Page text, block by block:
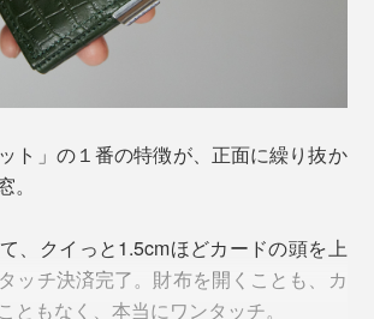
先進国・ノルウェーの財布ブランド
マルチウォレット」が、“コンパクト
ト」の１番の特徴が、正面に繰り抜か
、クイっと1.5cmほどカードの頭を上
ッチ決済完了。財布を開くことも、カ
ともなく、本当にワンタッチ。